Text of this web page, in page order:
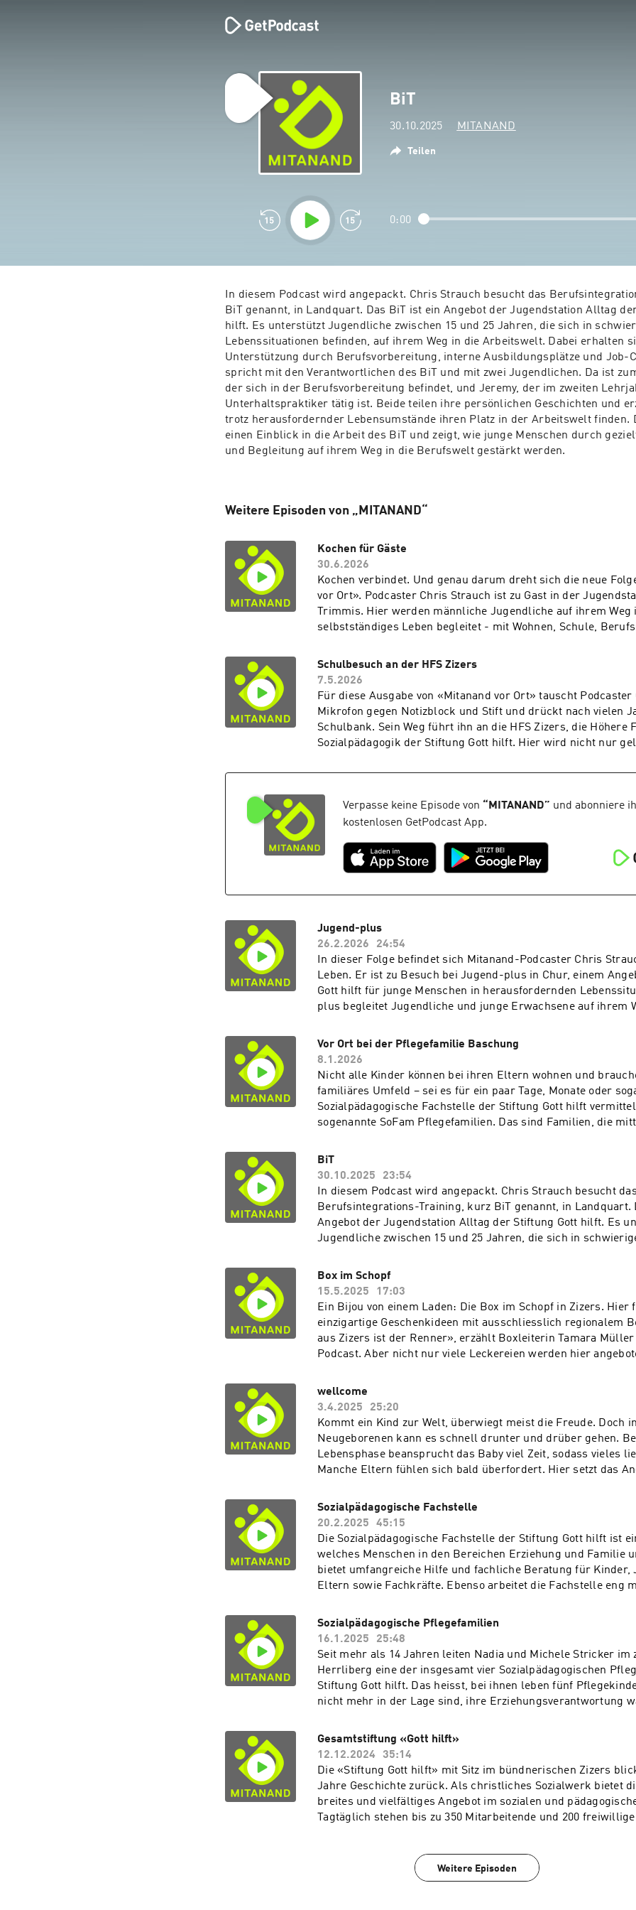
BiT
30.10.2025 MITANAND
Teilen
0:00
In diesem Podcast wird angepackt. Chris Strauch besucht das
BiT genannt, in Landquart. Das BiT ist ein Angebot der Jugendstation Alltag
hilft. Es unterstützt Jugendliche zwischen 15 und 25 Jahren, die sich in
Lebenssituationen befinden, auf ihrem Weg in die Arbeitswelt. Dabei erhalten
Unterstützung durch Berufsvorbereitung, interne Ausbildungsplätze und Job-
spricht mit den Verantwortlichen des BiT und mit zwei Jugendlichen. Da ist
der sich in der Berufsvorbereitung befindet, und Jeremy, der im zweiten
Unterhaltspraktiker tätig ist. Beide teilen ihre persönlichen Geschichten und
trotz herausfordernder Lebensumstände ihren Platz in der Arbeitswelt finden.
einen Einblick in die Arbeit des BiT und zeigt, wie junge Menschen durch
und Begleitung auf ihrem Weg in die Berufswelt gestärkt werden.
Weitere Episoden von „MITANAND“
Kochen für Gäste
30.6.2026
Kochen verbindet. Und genau darum dreht sich die neue
vor Ort». Podcaster Chris Strauch ist zu Gast in der
Trimmis. Hier werden männliche Jugendliche auf ihrem Weg
selbstständiges Leben begleitet - mit Wohnen, Schule,
ALLTAG besonders fleissig gerührt, geschnippelt und
Projekt «Kochen für Gäste» bereiten Jugendliche gemeinsam
Daniela Möckli ein feines Drei-Gänge-Menü für externe Gäste
um weit mehr als gutes Essen. Die Jugendlichen lernen
übernehmen, im Team zu arbeiten, Gäste zu bedienen und
gewinnen. Chris schaut dem Küchenteam über die Schulter
Schulbesuch an der HFS Zizers
7.5.2026
Für diese Ausgabe von «Mitanand vor Ort» tauscht
Mikrofon gegen Notizblock und Stift und drückt nach vielen
Schulbank. Sein Weg führt ihn an die HFS Zizers, die Höhere
Sozialpädagogik der Stiftung Gott hilft. Hier wird nicht nur
berufsintegrierte Studium oder für das dreijährige
Nähe zur Schule. Im Unterricht trifft Chris auf Evi Zumsteg,
Jahrzehnten mit viel Leidenschaft an der HFS unterrichtet
ein zentraler Teil der Ausbildung ist. Ebenso kommen
berichten, weshalb sie sich für ein Sozialpädagogik-Studium
Verpasse keine Episode von “ MITANAND” und abonniere
kostenlosen GetPodcast App.
Jugend-plus
26.2.2026
24:54
In dieser Folge befindet sich Mitanand-Podcaster Chris
Leben. Er ist zu Besuch bei Jugend-plus in Chur, einem
Gott hilft für junge Menschen in herausfordernden
plus begleitet Jugendliche und junge Erwachsene auf ihrem
dem Schulabschluss, aber auch minderjährige Asylsuchende,
erwachsene Begleitung aus ihrem Land geflohen sind. Den
sie weitgehend eigenständig – mit punktueller
Fachkräfte von Jugend-plus. Beim Besuch geben die
und Rina Wagner Einblick in ihre Arbeit, die viel Empathie,
aber auch eine klare Haltung erfordert. Persönliche Einblicke
Schweiz. Beide zeigen eindrücklich, wie Jugend-plus
neue Chancen eröffnet.
Vor Ort bei der Pflegefamilie Baschung
8.1.2026
Nicht alle Kinder können bei ihren Eltern wohnen und
familiäres Umfeld – sei es für ein paar Tage, Monate oder
Sozialpädagogische Fachstelle der Stiftung Gott hilft
sogenannte SoFam Pflegefamilien. Das sind Familien, die
Pflegefamilie besucht Chris Strauch in dieser Folge von
ist bei Cornelia und Philipp Baschung in Nufenen zu Gast.
den 13-jährigen Taylor kennen, der nun schon seit drei Jahren
Zuhause bei den Baschungs gefunden hat. Der Podcast zeigt,
einer SoFam Pflegefamilie aussieht – mit den
Momenten und dem Zusammenhalt, der daraus entsteht.
BiT
30.10.2025
23:54
In diesem Podcast wird angepackt. Chris Strauch besucht das
Berufsintegrations-Training, kurz BiT genannt, in Landquart.
Angebot der Jugendstation Alltag der Stiftung Gott hilft. Es
Jugendliche zwischen 15 und 25 Jahren, die sich in
sie praktische Unterstützung durch Berufsvorbereitung,
Ausbildungsplätze und Job-Coaching. Chris spricht mit den
des BiT und mit zwei Jugendlichen. Da ist zum Beispiel
Berufsvorbereitung befindet, und Jeremy, der im zweiten
Unterhaltspraktiker tätig ist. Beide teilen ihre persönlichen
erzählen, wie sie trotz herausfordernder Lebensumstände
ihrem Weg in die Berufswelt gestärkt werden.
Box im Schopf
15.5.2025
17:03
Ein Bijou von einem Laden: Die Box im Schopf in Zizers. Hier
einzigartige Geschenkideen mit ausschliesslich regionalem
aus Zizers ist der Renner», erzählt Boxleiterin Tamara Müller
Podcast. Aber nicht nur viele Leckereien werden hier
Kinderkleiderbörse eingerichtet. Wir lernen auch Heidi
freiwilligen Helferinnen der Box im Schopf. Neben ihrem
hier auch ihre selbstgemachten Kreationen an. Es sind kleine
Überraschungen, die sie aus Glas anfertigt. Und so gibt es in
«Lädeli-Tour» viel zu entdecken – in der Box im Schopf, die
Engagement mit regionaler Wirtschaftsförderung verbindet.
wellcome
3.4.2025
25:20
Kommt ein Kind zur Welt, überwiegt meist die Freude. Doch
Neugeborenen kann es schnell drunter und drüber gehen.
Lebensphase beansprucht das Baby viel Zeit, sodass vieles
Manche Eltern fühlen sich bald überfordert. Hier setzt das
entstehen», erklärt wellcome-Projektleiterin Anina Recher.
ihrer Mitarbeiterin Tamara Lys verrät sie in diesem Podcast,
wellcome-Angebot profitieren können. Für beide ist es ein
durch die ehrenamtliche Arbeit vieler freiwilliger Helferinnen
Auch die dreifachen Eltern Laura und Dario kennen das
Überlastung. Sie sind ebenfalls zu Gast in diesem Podcast
Sozialpädagogische Fachstelle
20.2.2025
45:15
Die Sozialpädagogische Fachstelle der Stiftung Gott hilft ist
welches Menschen in den Bereichen Erziehung und Familie
bietet umfangreiche Hilfe und fachliche Beratung für Kinder,
Eltern sowie Fachkräfte. Ebenso arbeitet die Fachstelle eng
Menschen, wie sie von der Unterstützung der Fachstelle in
«Familienbegleitung», «Schulsozialarbeit» und «SoFam
profitiert haben. Auch die jeweiligen Bereichsleiter kommen
einen Einblick in ihren Arbeitsalltag. «Es ist eine Aufgabe, die
Engagement und mutige Menschen erfordert», erklärt Rahel
und Mitbegründerin der Sozialpädagogischen Fachstelle.
Sozialpädagogische Pflegefamilien
16.1.2025
25:48
Seit mehr als 14 Jahren leiten Nadia und Michele Stricker im
Herrliberg eine der insgesamt vier Sozialpädagogischen
Stiftung Gott hilft. Das heisst, bei ihnen leben fünf
nicht mehr in der Lage sind, ihre Erziehungsverantwortung
Uhr zusammen mit ihren beiden Söhnen und ihren
im gleichen Haus. Eine Aufgabe, die sie jederzeit wieder
die beiden sozialpädagogischen Fachkräfte in diesem
und authentisch berichten Nadia und Michele Stricker aus
Zudem meldet sich auch ein ehemaliges Pflegekind zu Wort.
jährige Samira berichtet, wie es war, in einer Pflegefamilie
Gesamtstiftung «Gott hilft»
12.12.2024
35:14
Die «Stiftung Gott hilft» mit Sitz im bündnerischen Zizers
Jahre Geschichte zurück. Als christliches Sozialwerk bietet
breites und vielfältiges Angebot im sozialen und
Tagtäglich stehen bis zu 350 Mitarbeitende und 200
Leiter, sowie Martin Bässler, Leiter der pädagogischen
Einblick in die Arbeit der Stiftung. Im Interview mit Moderator
Weitere Episoden